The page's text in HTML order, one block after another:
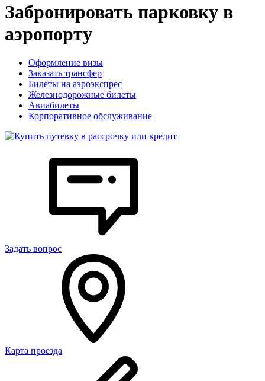
Забронировать парковку в
аэропорту
Оформление визы
Заказать трансфер
Билеты на аэроэкспрес
Железнодорожные билеты
Авиабилеты
Корпоративное обслуживание
Задать вопрос
Карта проезда